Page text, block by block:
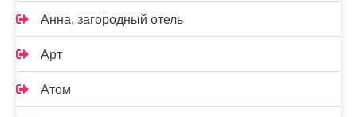
Анна, загородный отель
Арт
Атом